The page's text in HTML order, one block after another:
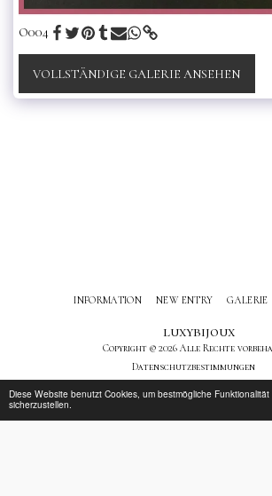
Diese Website benutzt Cookies, um bestmögliche Funktionalität
sicherzustellen.
O004
VOLLSTÄNDIGE GALERIE ANSEHEN
luxybijoux
Copyright © 2026 Alle Rechte
Datenschutzbestimmungen
INFORMATION NEW ENTRY GALERIE